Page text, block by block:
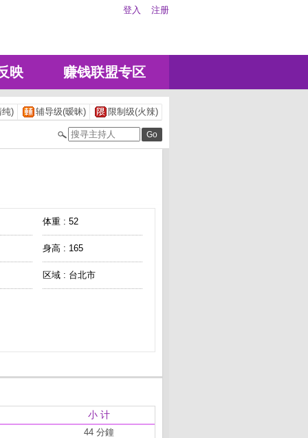
登入 注册
映 赚钱联盟专区
纯) 辅导级(暧昧) 限制级(火辣)
体重 : 52
身高 : 165
区域 : 台北市
小 计
44 分鐘